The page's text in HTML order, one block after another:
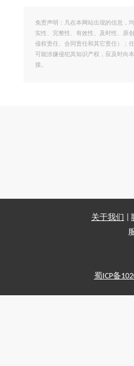
免责声明：凡在本网站出现的信息，
实性、完整性、有效性、及时性、原
侵权责任、合同责任和其它责任）；
可能涉嫌侵犯其知识产权，应及时向
接。
关于我们
蜀ICP备